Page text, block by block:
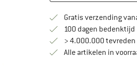
Gratis verzending
100 dagen bedenktijd
> 4.000.000
Alle artikelen in